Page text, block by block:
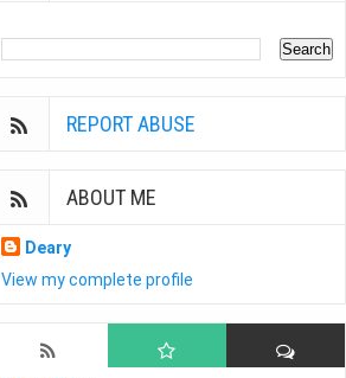
REPORT ABUSE
ABOUT ME
Deary
View my complete profile